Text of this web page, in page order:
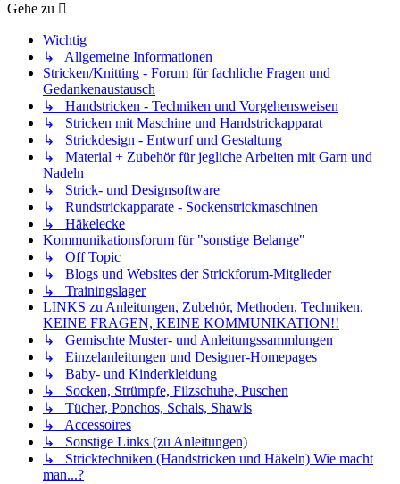
Gehe zu
Wichtig
↳ Allgemeine Informationen
Stricken/Knitting - Forum für fachliche Fragen und
Gedankenaustausch
↳ Handstricken - Techniken und Vorgehensweisen
↳ Stricken mit Maschine und Handstrickapparat
↳ Strickdesign - Entwurf und Gestaltung
↳ Material + Zubehör für jegliche Arbeiten mit Garn und
Nadeln
↳ Strick- und Designsoftware
↳ Rundstrickapparate - Sockenstrickmaschinen
↳ Häkelecke
Kommunikationsforum für "sonstige Belange"
↳ Off Topic
↳ Blogs und Websites der Strickforum-Mitglieder
↳ Trainingslager
LINKS zu Anleitungen, Zubehör, Methoden, Techniken.
KEINE FRAGEN, KEINE KOMMUNIKATION!!
↳ Gemischte Muster- und Anleitungssammlungen
↳ Einzelanleitungen und Designer-Homepages
↳ Baby- und Kinderkleidung
↳ Socken, Strümpfe, Filzschuhe, Puschen
↳ Tücher, Ponchos, Schals, Shawls
↳ Accessoires
↳ Sonstige Links (zu Anleitungen)
↳ Stricktechniken (Handstricken und Häkeln) Wie macht
man...?